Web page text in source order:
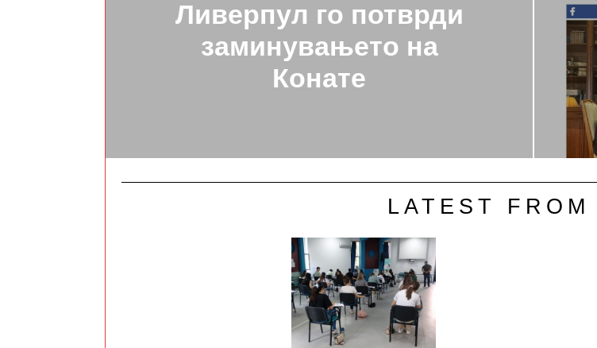
Ливерпул го потврди
заминувањето на
Конате
LATEST FROM